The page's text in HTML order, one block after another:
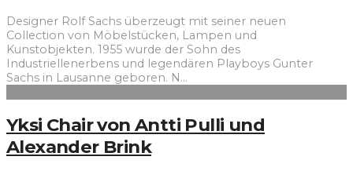
Designer Rolf Sachs überzeugt mit seiner neuen
Collection von Möbelstücken, Lampen und
Kunstobjekten. 1955 wurde der Sohn des
Industriellenerbens und legendären Playboys Gunter
Sachs in Lausanne geboren. N...
Yksi Chair von Antti Pulli und
Alexander Brink